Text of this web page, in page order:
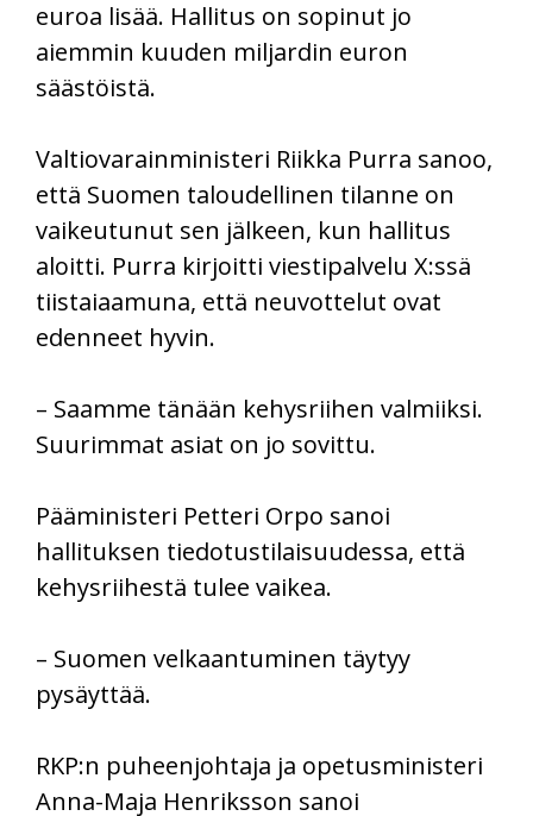
euroa lisää. Hallitus on sopinut jo
aiemmin kuuden miljardin euron
säästöistä.
Valtiovarainministeri Riikka Purra sanoo,
että Suomen taloudellinen tilanne on
vaikeutunut sen jälkeen, kun hallitus
aloitti. Purra kirjoitti viestipalvelu X:ssä
tiistaiaamuna, että neuvottelut ovat
edenneet hyvin.
– Saamme tänään kehysriihen valmiiksi.
Suurimmat asiat on jo sovittu.
Pääministeri Petteri Orpo sanoi
hallituksen tiedotustilaisuudessa, että
kehysriihestä tulee vaikea.
– Suomen velkaantuminen täytyy
pysäyttää.
RKP:n puheenjohtaja ja opetusministeri
Anna-Maja Henriksson sanoi